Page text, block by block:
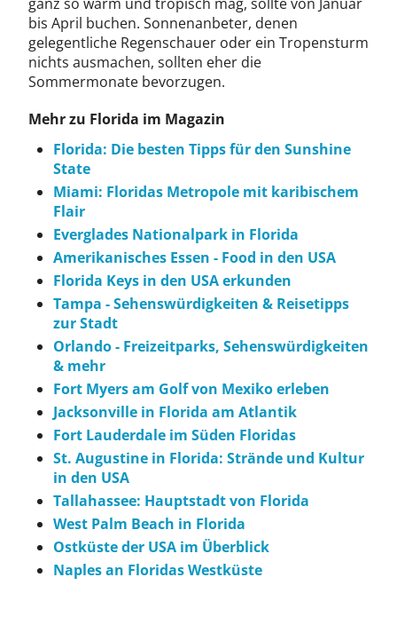
bis April buchen. Sonnenanbeter, denen
gelegentliche Regenschauer oder ein Tropensturm
nichts ausmachen, sollten eher die
Sommermonate bevorzugen.
Mehr zu Florida im Magazin
Florida: Die besten Tipps für den Sunshine
State
Miami: Floridas Metropole mit karibischem
Flair
Everglades Nationalpark in Florida
Amerikanisches Essen - Food in den USA
Florida Keys in den USA erkunden
Tampa - Sehenswürdigkeiten & Reisetipps
zur Stadt
Orlando - Freizeitparks, Sehenswürdigkeiten
& mehr
Fort Myers am Golf von Mexiko erleben
Jacksonville in Florida am Atlantik
Fort Lauderdale im Süden Floridas
St. Augustine in Florida: Strände und Kultur
in den USA
Tallahassee: Hauptstadt von Florida
West Palm Beach in Florida
Ostküste der USA im Überblick
Naples an Floridas Westküste